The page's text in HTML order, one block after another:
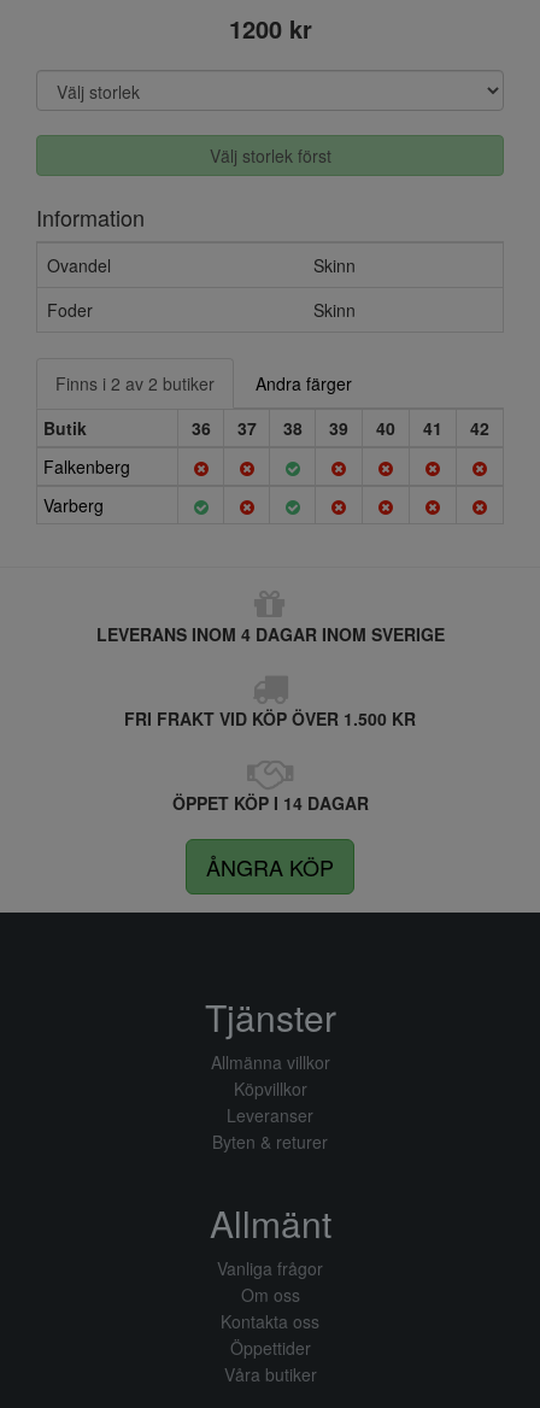
1200 kr
Välj storlek först
Information
Ovandel
Skinn
Foder
Skinn
Finns i 2 av 2 butiker
Andra färger
Butik
36 37 38 39 40 41
42
Falkenberg
Varberg
LEVERANS INOM 4 DAGAR INOM SVERIGE
FRI FRAKT VID KÖP ÖVER 1.500 KR
ÖPPET KÖP I 14 DAGAR
ÅNGRA KÖP
Tjänster
Allmänna villkor
Köpvillkor
Leveranser
Byten & returer
Allmänt
Vanliga frågor
Om oss
Kontakta oss
Öppettider
Våra butiker